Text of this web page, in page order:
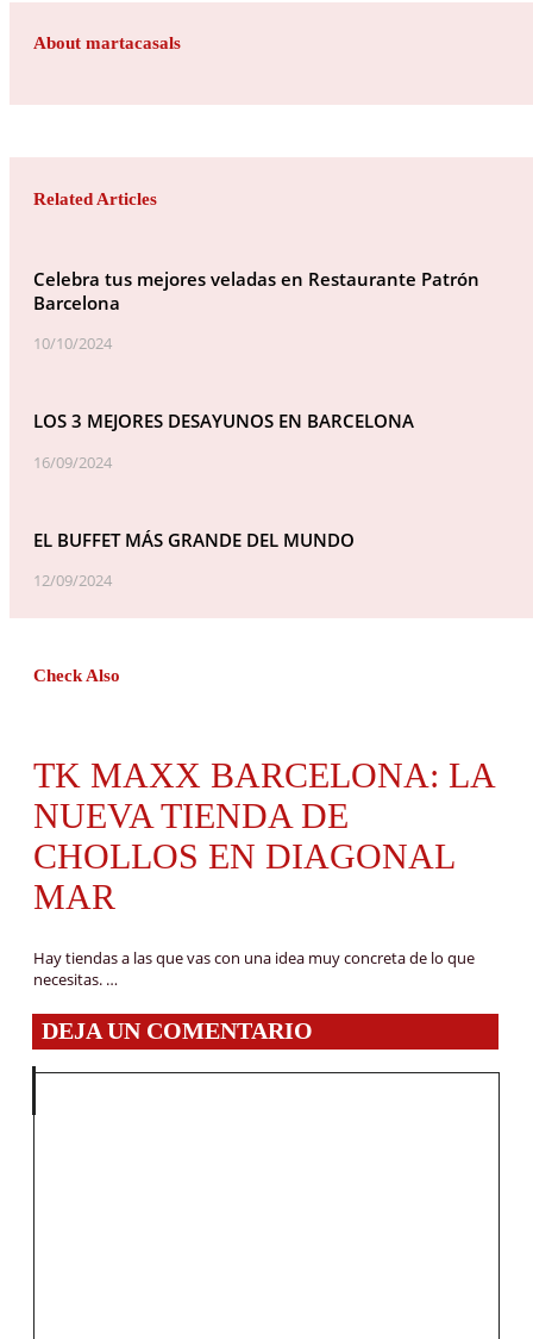
About martacasals
Related Articles
Celebra tus mejores veladas en Restaurante Patrón
Barcelona
10/10/2024
LOS 3 MEJORES DESAYUNOS EN BARCELONA
16/09/2024
EL BUFFET MÁS GRANDE DEL MUNDO
12/09/2024
Check Also
TK MAXX BARCELONA: LA
NUEVA TIENDA DE
CHOLLOS EN DIAGONAL
MAR
Hay tiendas a las que vas con una idea muy concreta de lo que
necesitas. …
DEJA UN COMENTARIO